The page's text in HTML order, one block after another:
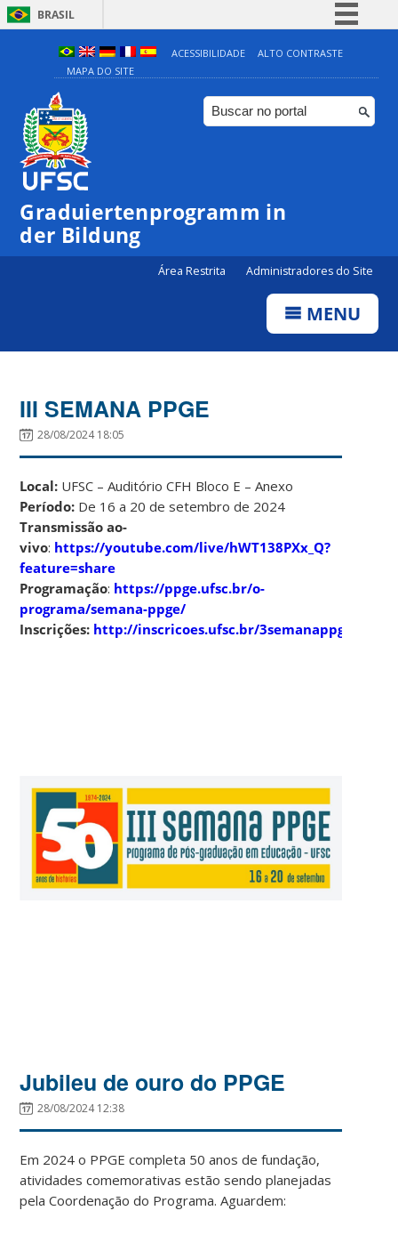
BRASIL
Simplifique!
Comunica BR
Participe
ACESSIBILIDADE
ALTO CONTRASTE
MAPA DO SITE
Graduiertenprogramm in
der Bildung
Área Restrita Administradores do Site
MENU
III SEMANA PPGE
28/08/2024 18:05
Local: UFSC – Auditório CFH Bloco E – Anexo
Período: De 16 a 20 de setembro de 2024
Transmissão ao-
vivo: https://youtube.com/live/hWT138PXx_Q?
feature=share
Programação: https://ppge.ufsc.br/o-
programa/semana-ppge/
Inscrições: http://inscricoes.ufsc.br/3semanappge
Jubileu de ouro do PPGE
28/08/2024 12:38
Em 2024 o PPGE completa 50 anos de fundação,
atividades comemorativas estão sendo planejadas
pela Coordenação do Programa. Aguardem: